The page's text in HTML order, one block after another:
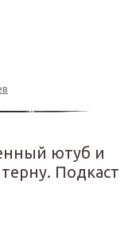
ютуб и
Подкаст